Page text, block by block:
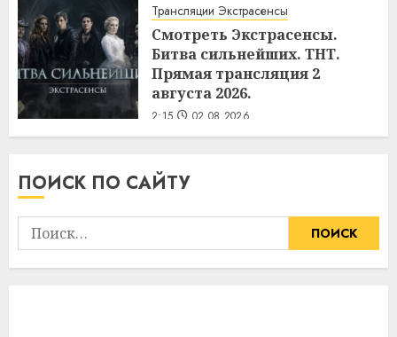
Трансляции Экстрасенсы
Смотреть Экстрасенсы.
Битва сильнейших. ТНТ.
Прямая трансляция 2
августа 2026.
2:15 02.08.2026
ПОИСК ПО САЙТУ
Найти: